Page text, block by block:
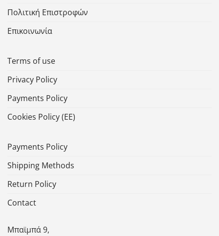
Πολιτική Επιστροφών
Επικοινωνία
Terms of use
Privacy Policy
Payments Policy
Cookies Policy (ΕΕ)
Payments Policy
Shipping Methods
Return Policy
Contact
Μπαϊμπά 9,